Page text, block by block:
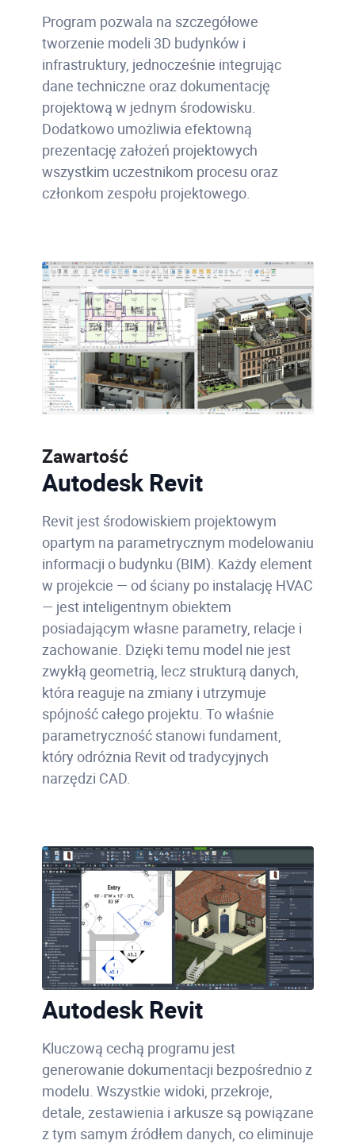
Program pozwala na szczegółowe
tworzenie modeli 3D budynków i
infrastruktury, jednocześnie integrując
dane techniczne oraz dokumentację
projektową w jednym środowisku.
Dodatkowo umożliwia efektowną
prezentację założeń projektowych
wszystkim uczestnikom procesu oraz
członkom zespołu projektowego.
Zawartość
Autodesk Revit
Revit jest środowiskiem projektowym
opartym na parametrycznym modelowaniu
informacji o budynku (BIM). Każdy element
w projekcie — od ściany po instalację HVAC
— jest inteligentnym obiektem
posiadającym własne parametry, relacje i
zachowanie. Dzięki temu model nie jest
zwykłą geometrią, lecz strukturą danych,
która reaguje na zmiany i utrzymuje
spójność całego projektu. To właśnie
parametryczność stanowi fundament,
który odróżnia Revit od tradycyjnych
narzędzi CAD.
Autodesk Revit
Kluczową cechą programu jest
generowanie dokumentacji bezpośrednio z
modelu. Wszystkie widoki, przekroje,
detale, zestawienia i arkusze są powiązane
z tym samym źródłem danych, co eliminuje